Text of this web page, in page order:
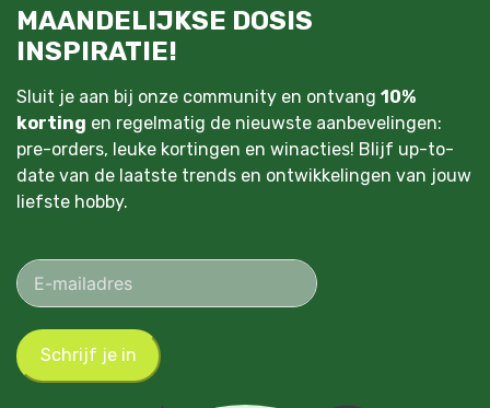
MAANDELIJKSE DOSIS
INSPIRATIE!
Sluit je aan bij onze community en ontvang 10%
korting en regelmatig de nieuwste aanbevelingen:
pre-orders, leuke kortingen en winacties! Blijf up-to-
date van de laatste trends en ontwikkelingen van jouw
liefste hobby.
Schrijf je in